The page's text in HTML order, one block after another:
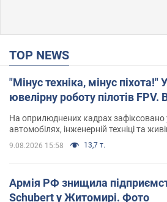
TOP NEWS
"Мінус техніка, мінус
ювелірну роботу пілотів FPV.
На оприлюднених кадрах зафіксовано
автомобілях, інженерній техніці та
9.08.2026 15:58 13,7 т.
Армія РФ знищила
Schubert у Житомирі. Фото